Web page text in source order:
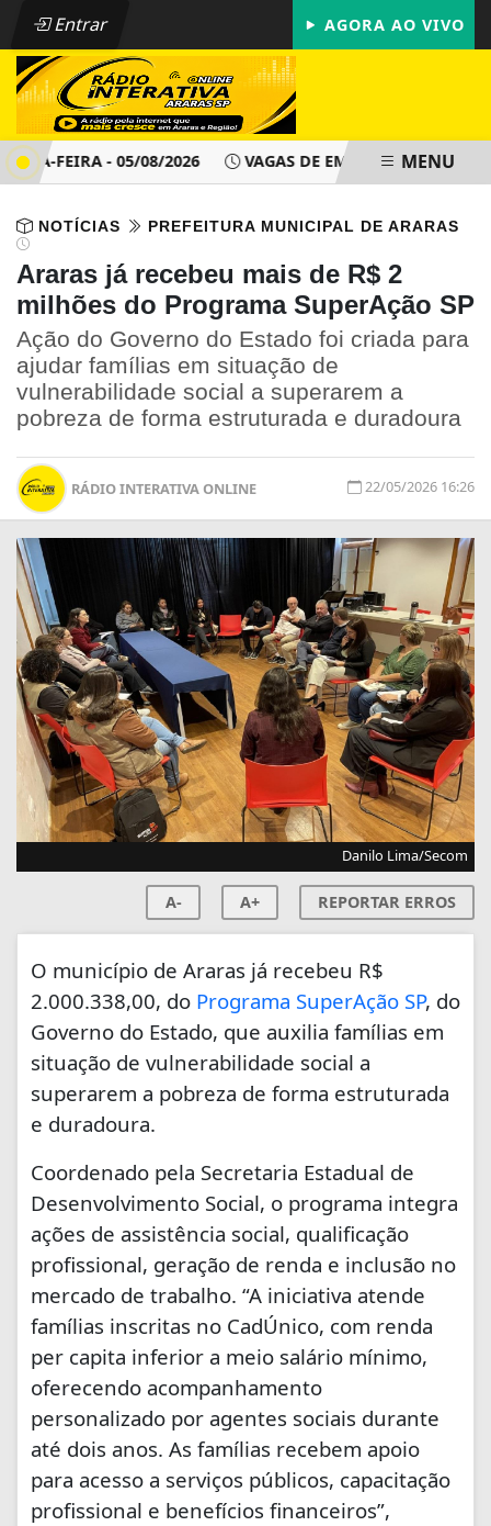
Entrar AGORA AO VIVO
FEIRA - 05/08/2026 VAGAS DE EMPREGO - PATMENU
NOTÍCIAS PREFEITURA MUNICIPAL DE ARARAS
Araras já recebeu mais de R$ 2
milhões do Programa SuperAção SP
Ação do Governo do Estado foi criada para
ajudar famílias em situação de
vulnerabilidade social a superarem a
pobreza de forma estruturada e duradoura
RÁDIO INTERATIVA ONLINE 22/05/2026 16:26
Danilo Lima/Secom
A- A+ REPORTAR ERROS
O município de Araras já recebeu R$
2.000.338,00, do Programa SuperAção SP, do
Governo do Estado, que auxilia famílias em
situação de vulnerabilidade social a
superarem a pobreza de forma estruturada
e duradoura.
Coordenado pela Secretaria Estadual de
Desenvolvimento Social, o programa integra
ações de assistência social, qualificação
profissional, geração de renda e inclusão no
mercado de trabalho. “A iniciativa atende
famílias inscritas no CadÚnico, com renda
per capita inferior a meio salário mínimo,
oferecendo acompanhamento
personalizado por agentes sociais durante
até dois anos. As famílias recebem apoio
para acesso a serviços públicos, capacitação
profissional e benefícios financeiros”,